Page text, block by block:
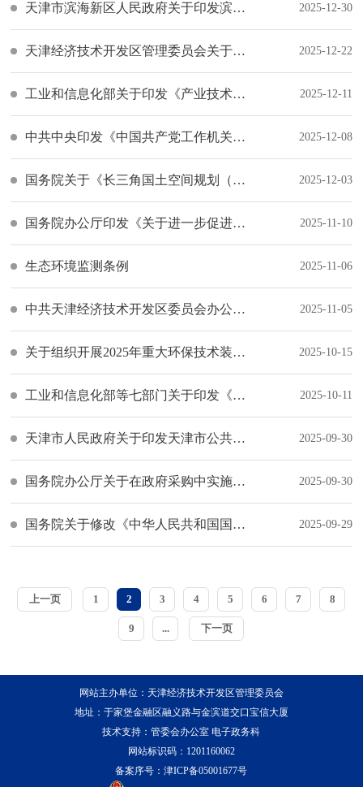
天津市滨海新区人民政府关于印发滨海新区推进创新立区、打造自主创新升级版若干措施的通知 2025-12-30
天津经济技术开发区管理委员会关于表彰2024年度经开区科技创新30强企业的决定 2025-12-22
工业和信息化部关于印发《产业技术基础公共服务平台管理办法》的通知 2025-12-11
中共中央印发《中国共产党工作机关条例》 2025-12-08
国务院关于《长三角国土空间规划（2023—2035年）》的批复 2025-12-03
国务院办公厅印发《关于进一步促进民间投资发展的若干措施》的通知 2025-11-10
生态环境监测条例 2025-11-06
中共天津经济技术开发区委员会办公室（天津经济技术开发区管理委员会办公室）关于印发经开区构建“政企同行·有需必应 全周期服务体系实施方案的通知 2025-11-05
关于组织开展2025年重大环保技术装备创新任务揭榜挂帅工作的通知 2025-10-15
工业和信息化部等七部门关于印发《深入推动服务型制造创新发展实施方案（2025—2028年）》的通知 2025-10-11
天津市人民政府关于印发天津市公共租赁住房管理办法的通知 2025-09-30
国务院办公厅关于在政府采购中实施本国产品标准及相关政策的通知 2025-09-30
国务院关于修改《中华人民共和国国际海运条例》的决定 2025-09-29
上一页 1 2 3 4 5 6 7 8
9 ... 下一页
网站主办单位：天津经济技术开发区管理委员会
地址：于家堡金融区融义路与金滨道交口宝信大厦
技术支持：管委会办公室 电子政务科
网站标识码：1201160062
备案序号：津ICP备05001677号